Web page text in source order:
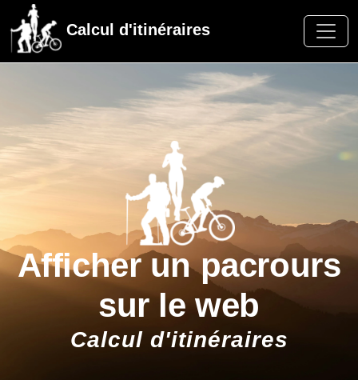
Calcul d'itinéraires
Afficher un pacrours
sur le web
Calcul d'itinéraires